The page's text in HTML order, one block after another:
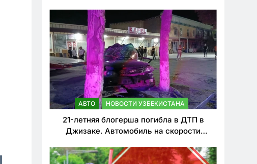
нарушителей ПДД
АВТО НОВОСТИ УЗБЕКИСТАНА
21-летняя блогерша погибла в ДТП в
Джизаке. Автомобиль на скорости